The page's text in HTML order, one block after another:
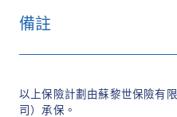
有限公司（於瑞士
客戶於2026年7月
備註
以上保險計劃由蘇黎世保險有
司）承保。